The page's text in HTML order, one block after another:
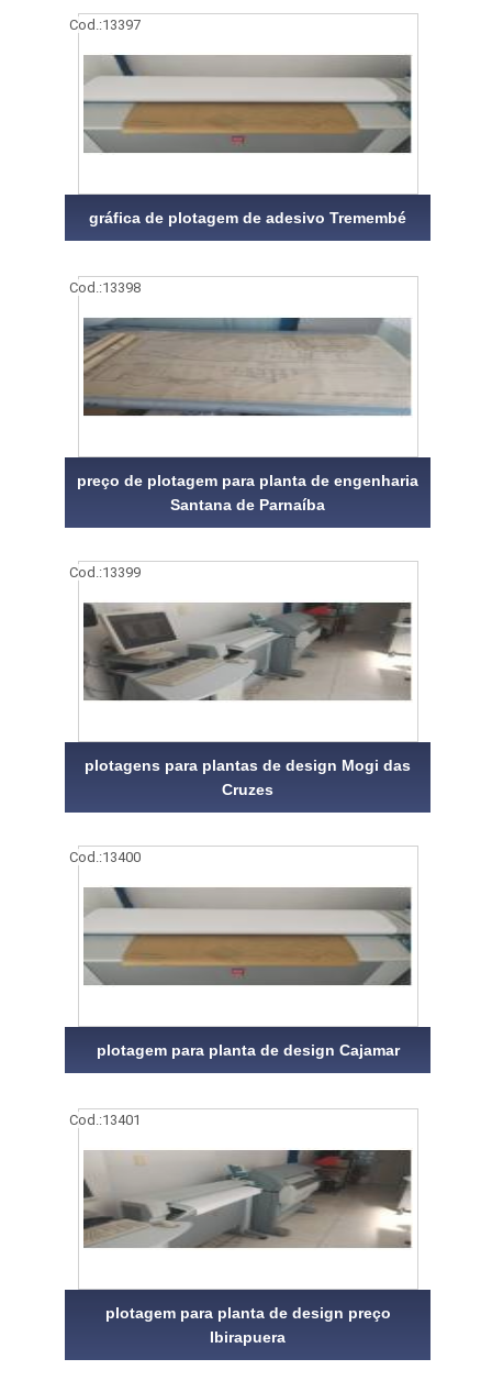
Cod.:13397
gráfica de plotagem de adesivo Tremembé
Cod.:13398
preço de plotagem para planta de engenharia
Santana de Parnaíba
Cod.:13399
plotagens para plantas de design Mogi das
Cruzes
Cod.:13400
plotagem para planta de design Cajamar
Cod.:13401
plotagem para planta de design preço
Ibirapuera